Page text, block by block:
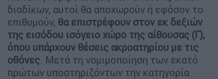
διαδίκων, αυτοί θα αποχωρούν ή εφόσον το
επιθυμούν, θα επιστρέφουν στον εκ δεξιών
της εισόδου ισόγειο χώρο της αίθουσας (Γ),
όπου υπάρχουν θέσεις ακροατηρίου με τις
οθόνες. Μετά τη νομιμοποίηση των εκατό
πρώτων υποστηριζόντων την κατηγορία